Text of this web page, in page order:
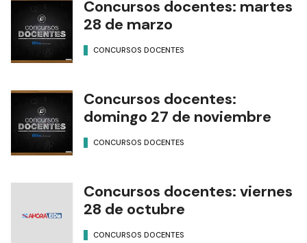
Concursos docentes: martes
28 de marzo
CONCURSOS DOCENTES
Concursos docentes:
domingo 27 de noviembre
CONCURSOS DOCENTES
Concursos docentes: viernes
28 de octubre
CONCURSOS DOCENTES